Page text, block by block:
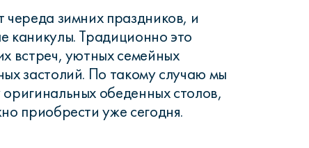
череда зимних праздников, и
каникулы. Традиционно это
встреч, уютных семейных
застолий. По такому случаю мы
обеденных столов,
приобрести уже сегодня.